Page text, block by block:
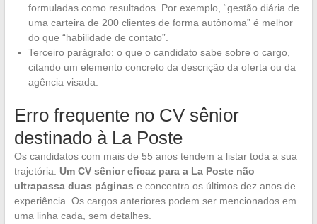
formuladas como resultados. Por exemplo, “gestão diária de
uma carteira de 200 clientes de forma autônoma” é melhor
do que “habilidade de contato”.
Terceiro parágrafo: o que o candidato sabe sobre o cargo,
citando um elemento concreto da descrição da oferta ou da
agência visada.
Erro frequente no CV sênior
destinado à La Poste
Os candidatos com mais de 55 anos tendem a listar toda a sua
trajetória. Um CV sênior eficaz para a La Poste não
ultrapassa duas páginas e concentra os últimos dez anos de
experiência. Os cargos anteriores podem ser mencionados em
uma linha cada, sem detalhes.